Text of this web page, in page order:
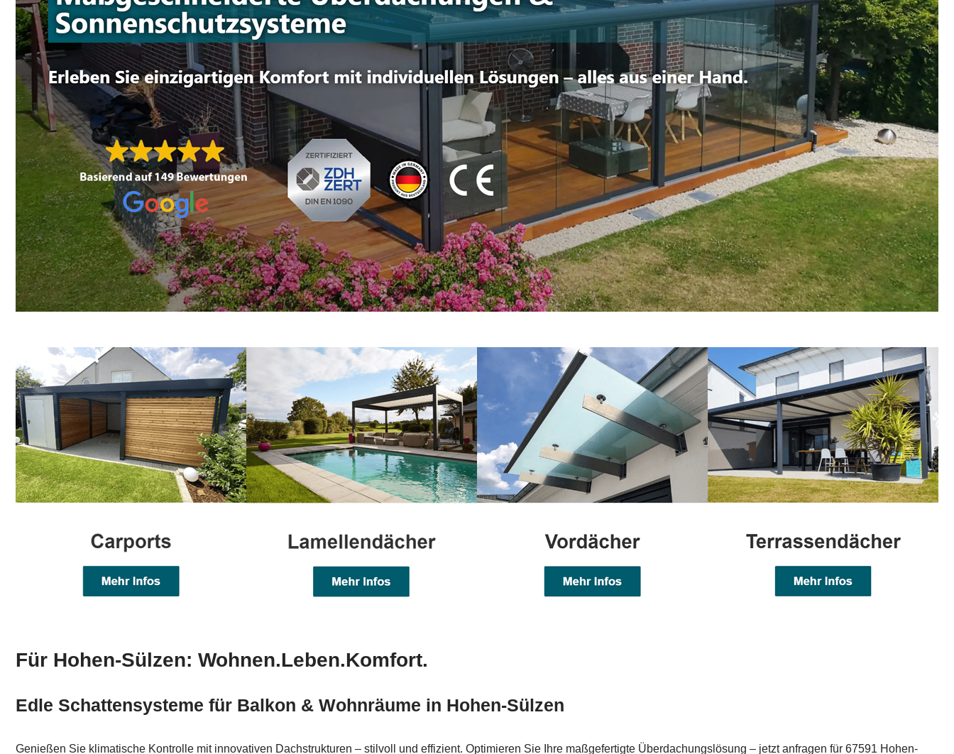
Für Hohen-Sülzen: Wohnen.Leben.Komfort.
Edle Schattensysteme für Balkon & Wohnräume in Hohen-Sülzen
Genießen Sie klimatische Kontrolle mit innovativen Dachstrukturen – stilvoll und effizient. Optimieren Sie Ihre maßgefertigte Überdachungslösung – jetzt anfragen für 67591 Hohen-